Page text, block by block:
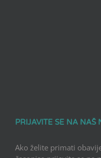
PRIJAVITE SE NA NAŠ
Ako želite primati